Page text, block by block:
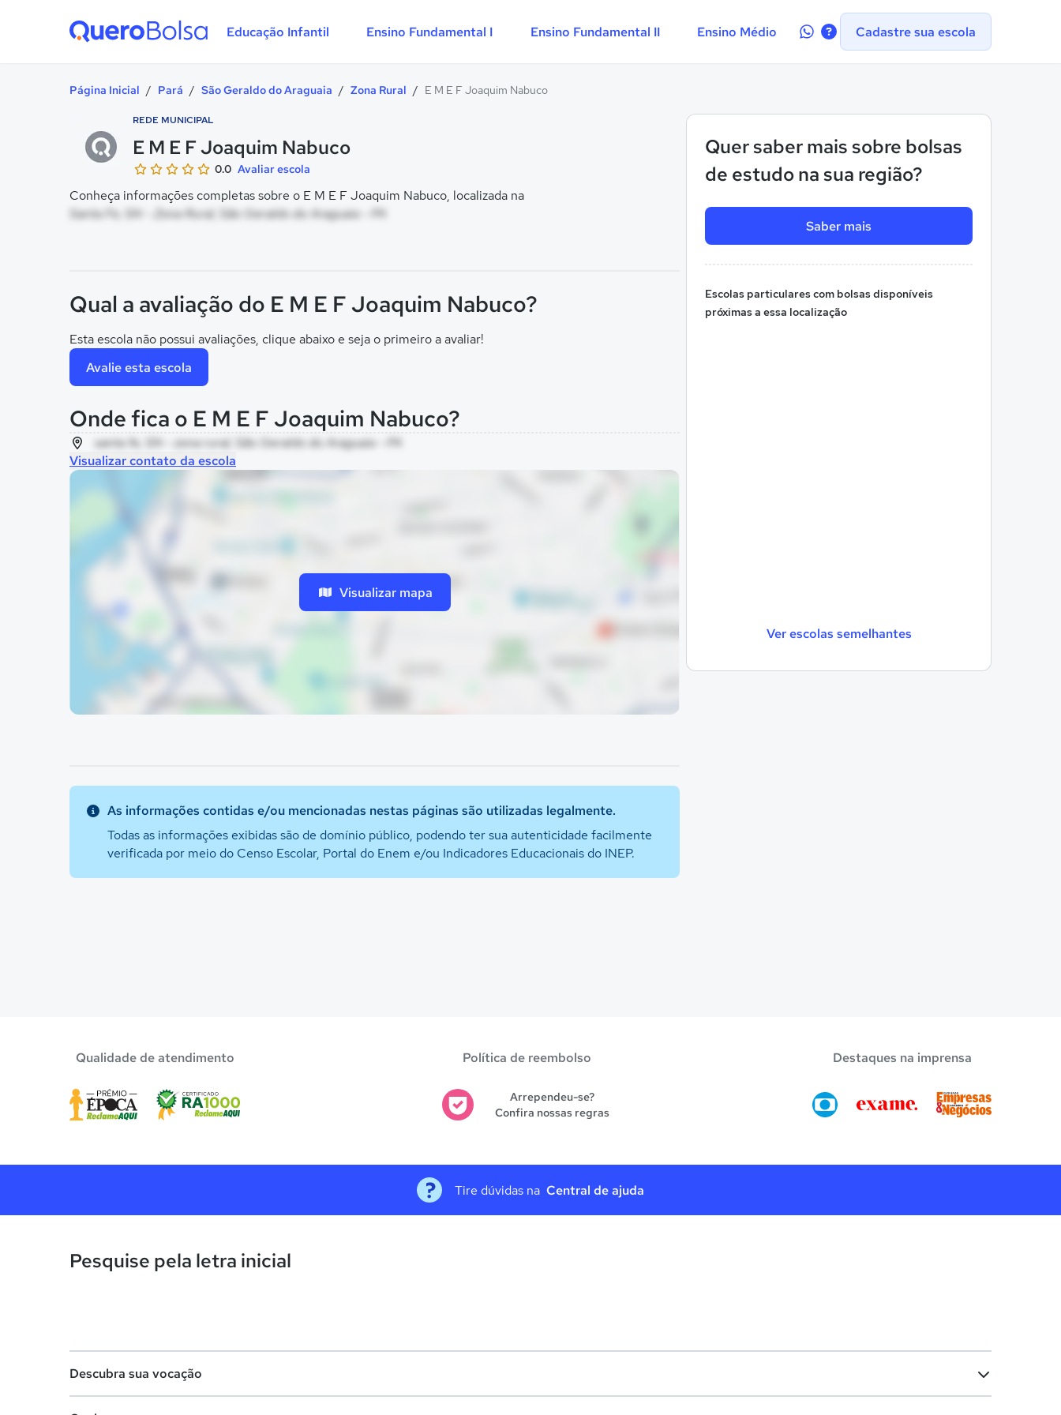
Educação Infantil Ensino Fundamental I Ensino Fundamental II Ensino Médio
Contate-Cadastre sua escola
Página Inicial / Pará / São Geraldo do Araguaia / Zona Rural / E M E F Joaquim Nabuco
REDE MUNICIPAL
E M E F Joaquim Nabuco
0.0 Avaliar escola
Conheça informações completas sobre o E M E F Joaquim Nabuco, localizada na
Santa Fe, SN - Zona Rural, São Geraldo do Araguaia - PA
Quer saber mais sobre bolsas
de estudo na sua região?
Saber mais
Escolas particulares com bolsas disponíveis
próximas a essa localização
Ver escolas semelhantes
Qual a avaliação do E M E F Joaquim Nabuco?
Esta escola não possui avaliações, clique abaixo e seja o primeiro a avaliar!
Avalie esta escola
Onde fica o E M E F Joaquim Nabuco?
santa fe, SN - zona rural, São Geraldo do Araguaia - PA
Visualizar contato da escola
Visualizar mapa
As informações contidas e/ou mencionadas nestas páginas são utilizadas legalmente.
Todas as informações exibidas são de domínio público, podendo ter sua autenticidade facilmente
verificada por meio do Censo Escolar, Portal do Enem e/ou Indicadores Educacionais do INEP.
Qualidade de atendimento Política de reembolso
Arrependeu-se?
Confira nossas regras
Destaques na imprensa
Tire dúvidas na Central de ajuda
Pesquise pela letra inicial
Descubra sua vocação